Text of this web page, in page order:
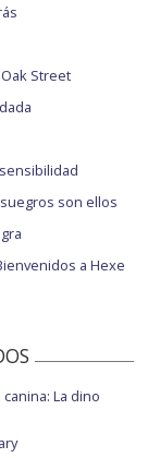
Street
son ellos
a Hexe
La dino